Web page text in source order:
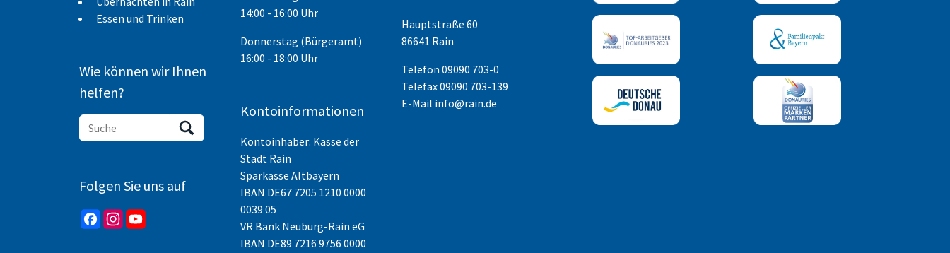
Essen und Trinken
Wie können wir Ihnen
helfen?
Folgen Sie uns auf
14:00 - 16:00 Uhr
Donnerstag (Bürgeramt)
16:00 - 18:00 Uhr
Kontoinformationen
Kontoinhaber: Kasse der
Stadt Rain
Sparkasse Altbayern
IBAN DE67 7205 1210 0000
0039 05
VR Bank Neuburg-Rain eG
IBAN DE89 7216 9756 0000
Hauptstraße 60
86641 Rain
Telefon 09090 703-0
Telefax 09090 703-139
E-Mail info@rain.de